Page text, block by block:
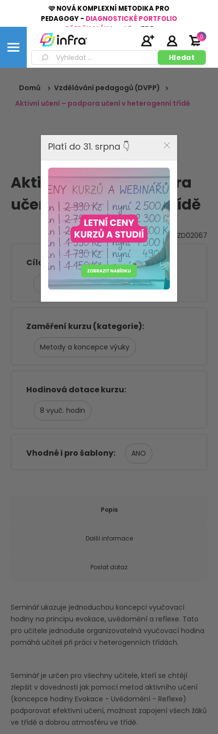
🩷 NOVÁ KOMPLEXNÍ METODIKA PRO
PEDAGOGY - DIAGNOSTICKÉ PORTFOLIO
PŘEDŠKOLÁKA
Více ZDE
0
Domů
Vzdělávání pedagogů (DVPP)
Aktivní učení – podpora učení v heterogenní třídě
Aktivní učení – podpora
učení v heterogenní třídě
VZD02067
Cílová skupina ZŠ 2. stupeň
ZŠ 1. stupeň
Zaměření kurzu (kategorie)
Metody a koncepce výuky
Hodinová dotace kurzu
8
Vhodné i pro šablony ANO
Popis
Další informace
Poslat dotaz
Seminář ukazuje jednoduchou koncepci vyučovací
hodiny na principu evokace, uvědomění a reflexe. Tato
pro učitele jednoduše organizovatelná vyučovací hodina
pomáhá učiteli při práci v heterogenních třídách.
Seminář je určen pro všechny učitele, kteří se chtějí
zlepšit v dovednosti jak pomocí metod aktivního učení
(koncepce hodiny Evokace - Uvědomění - Reflexe)
podporovat efektivní učení, možnost zapojení všech žáků
ve třídě a dobrou atmosféru ve třídě.
Platí do 31. srpna 👇